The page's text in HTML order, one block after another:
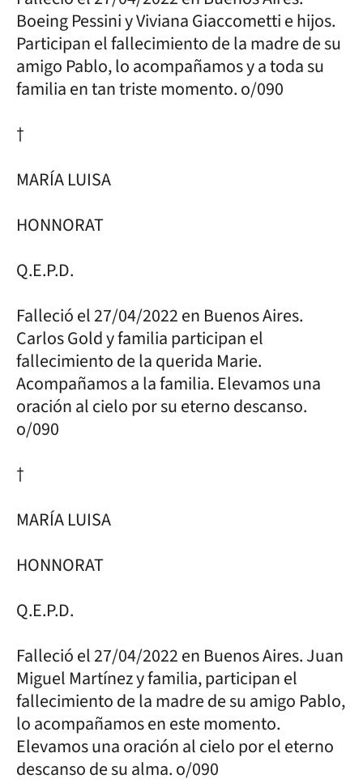
Boeing Pessini y Viviana Giaccometti e hijos.
Participan el fallecimiento de la madre de su
amigo Pablo, lo acompañamos y a toda su
familia en tan triste momento. o/090
†
MARÍA LUISA
HONNORAT
Q.E.P.D.
Falleció el 27/04/2022 en Buenos Aires.
Carlos Gold y familia participan el
fallecimiento de la querida Marie.
Acompañamos a la familia. Elevamos una
oración al cielo por su eterno descanso.
o/090
†
MARÍA LUISA
HONNORAT
Q.E.P.D.
Falleció el 27/04/2022 en Buenos Aires. Juan
Miguel Martínez y familia, participan el
fallecimiento de la madre de su amigo Pablo,
lo acompañamos en este momento.
Elevamos una oración al cielo por el eterno
descanso de su alma. o/090